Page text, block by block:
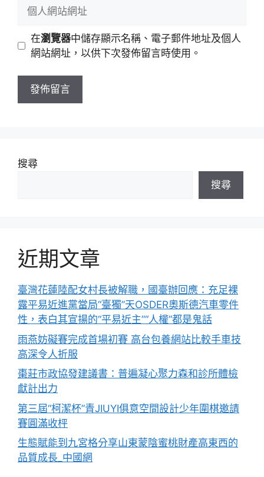
址
站
址
在瀏覽器中儲存顯示名稱、電子郵件地址及個人
網站網址，以供下次發佈留言時使用。
搜尋
搜尋
近期文章
臺灣花蓮陸配女村長被解職，國臺辦回應：充足裸
露平易近進黨當局“臺獨”天OSDER奧斯德汽車零件
性，表白其宣揚的“平易近主”“人權”都是鬼話
雨燕妨礙賽完成首場初賽 高台包養網站比較手車技
高深令人折服
棗莊市政協發建議書：普遍凝心聚力森和診所體檢
獻計出力
第三屆“柯潔杯”青JIUYI俱意空間設計少年圍棋邀請
賽圓滿收枰
生態賦能到九宮格分享山東蒙陰蜜桃財產高東西的
品質成長_中國網